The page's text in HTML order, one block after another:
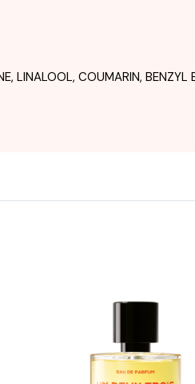
LINALOOL, COUMARIN,